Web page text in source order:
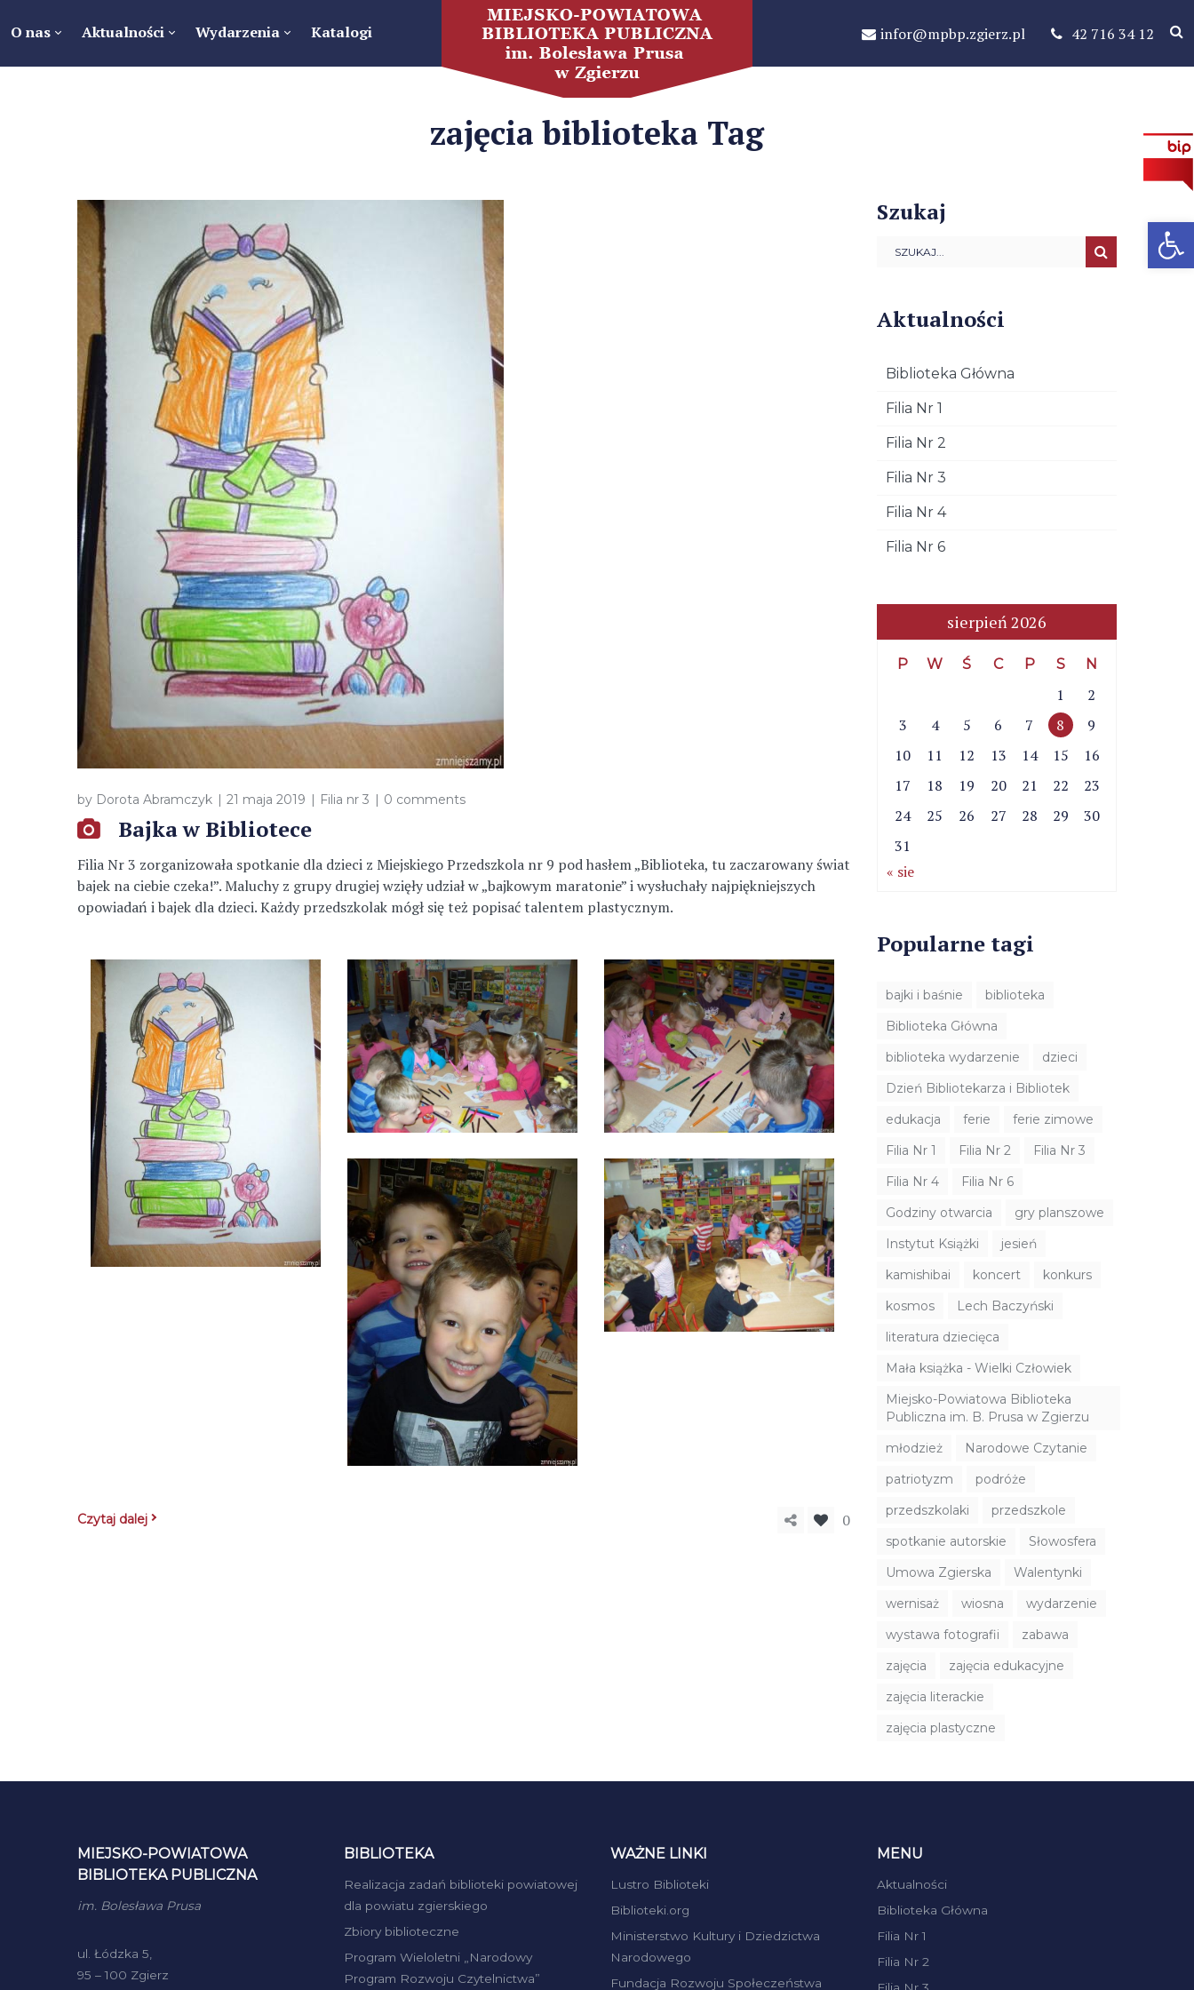
O nas Aktualności Wydarzenia Katalogi infor@mpbp.zgierz.pl 42 716 34 12
zajęcia biblioteka Tag
by Dorota Abramczyk 21 maja 2019 Filia nr 3 0 comments
Bajka w Bibliotece
Filia Nr 3 zorganizowała spotkanie dla dzieci z Miejskiego Przedszkola nr 9 pod hasłem „Biblioteka, tu zaczarowany świat
bajek na ciebie czeka!”. Maluchy z grupy drugiej wzięły udział w „bajkowym maratonie” i wysłuchały najpiękniejszych
opowiadań i bajek dla dzieci. Każdy przedszkolak mógł się też popisać talentem plastycznym.
Czytaj dalej 0
Szukaj
Aktualności
Biblioteka Główna
Filia Nr 1
Filia Nr 2
Filia Nr 3
Filia Nr 4
Filia Nr 6
sierpień 2026
P W Ś C P S N
1
2
3
4 5 6 7 8
9
10
11 12 13 14 15
16
17
18 19 20 21 22
23
24
25 26 27 28 29
30
31
« sie
Popularne tagi
bajki i baśnie
biblioteka
Biblioteka Główna
biblioteka wydarzenie
dzieci
Dzień Bibliotekarza i Bibliotek
edukacja
ferie
ferie zimowe
Filia Nr 1
Filia Nr 2
Filia Nr 3
Filia Nr 4
Filia Nr 6
Godziny otwarcia
gry planszowe
Instytut Książki
jesień
kamishibai
koncert
konkurs
kosmos
Lech Baczyński
literatura dziecięca
Mała książka - Wielki Człowiek
Miejsko-Powiatowa Biblioteka
Publiczna im. B. Prusa w Zgierzu
młodzież
Narodowe Czytanie
patriotyzm
podróże
przedszkolaki
przedszkole
spotkanie autorskie
Słowosfera
Umowa Zgierska
Walentynki
wernisaż
wiosna
wydarzenie
wystawa fotografii
zabawa
zajęcia
zajęcia edukacyjne
zajęcia literackie
zajęcia plastyczne
MIEJSKO-POWIATOWA
BIBLIOTEKA PUBLICZNA
im. Bolesława Prusa
ul. Łódzka 5,
95 – 100 Zgierz
BIBLIOTEKA
Realizacja zadań biblioteki powiatowej
dla powiatu zgierskiego
Zbiory biblioteczne
Program Wieloletni „Narodowy
Program Rozwoju Czytelnictwa”
WAŻNE LINKI
Lustro Biblioteki
Biblioteki.org
Ministerstwo Kultury i Dziedzictwa
Narodowego
Fundacja Rozwoju Społeczeństwa
MENU
Aktualności
Biblioteka Główna
Filia Nr 1
Filia Nr 2